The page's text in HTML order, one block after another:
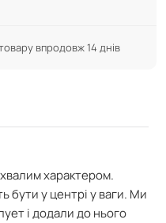
впродовж 14 днів
характером.
бути у центрі у ваги. Ми
і додали до нього